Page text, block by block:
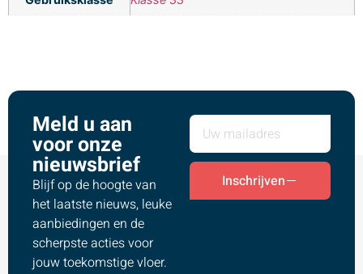
Meld u aan
voor onze
nieuwsbrief
Blijf op de hoogte van
het laatste nieuws, leuke
aanbiedingen en de
scherpste acties voor
jouw toekomstige vloer.
Inschrijven